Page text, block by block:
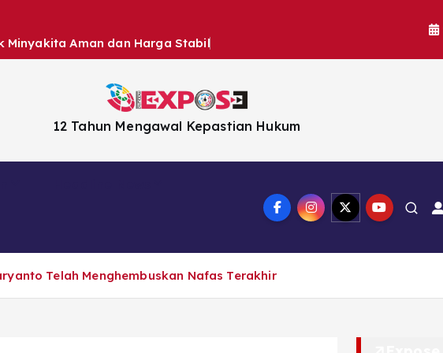
Minyakita Aman dan Harga Stabil
12 Tahun Mengawal Kepastian Hukum
Telah Menghembuskan Nafas Terakhir